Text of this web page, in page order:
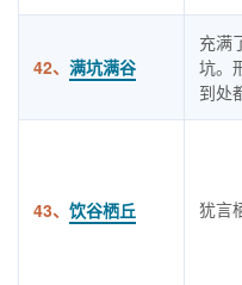
42、 满坑满谷
充满
坑。
到处
43、 饮谷栖丘 犹言